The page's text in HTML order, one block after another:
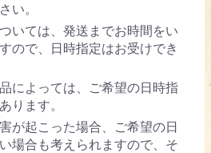
い。
いては、発送までお時間をい
ので、日時指定はお受けでき
によっては、ご希望の日時指
ります。
が起こった場合、ご希望の日
場合も考えられますので、そ